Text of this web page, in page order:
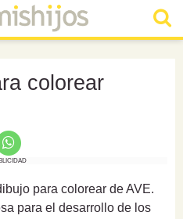
colorear
para colorear de AVE.
para el desarrollo de los